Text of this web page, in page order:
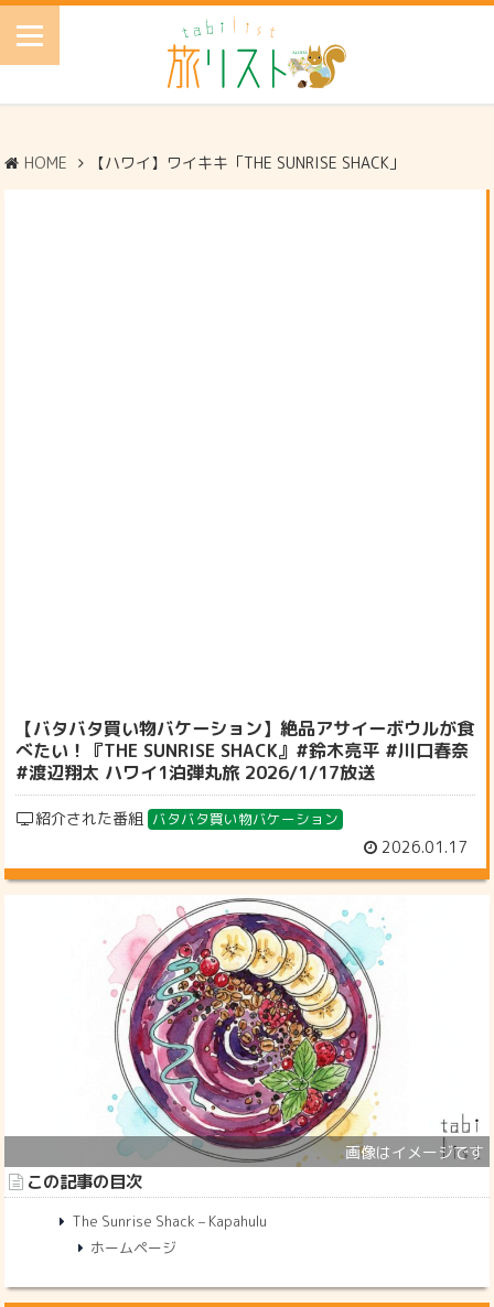
HOME 【ハワイ】ワイキキ「THE SUNRISE SHACK」
【バタバタ買い物バケーション】絶品アサイーボウルが食
べたい！『THE SUNRISE SHACK』#鈴木亮平 #川口春奈
#渡辺翔太 ハワイ1泊弾丸旅 2026/1/17放送
紹介された番組 バタバタ買い物バケーション
2026.01.17
この記事の目次
The Sunrise Shack – Kapahulu
ホームページ